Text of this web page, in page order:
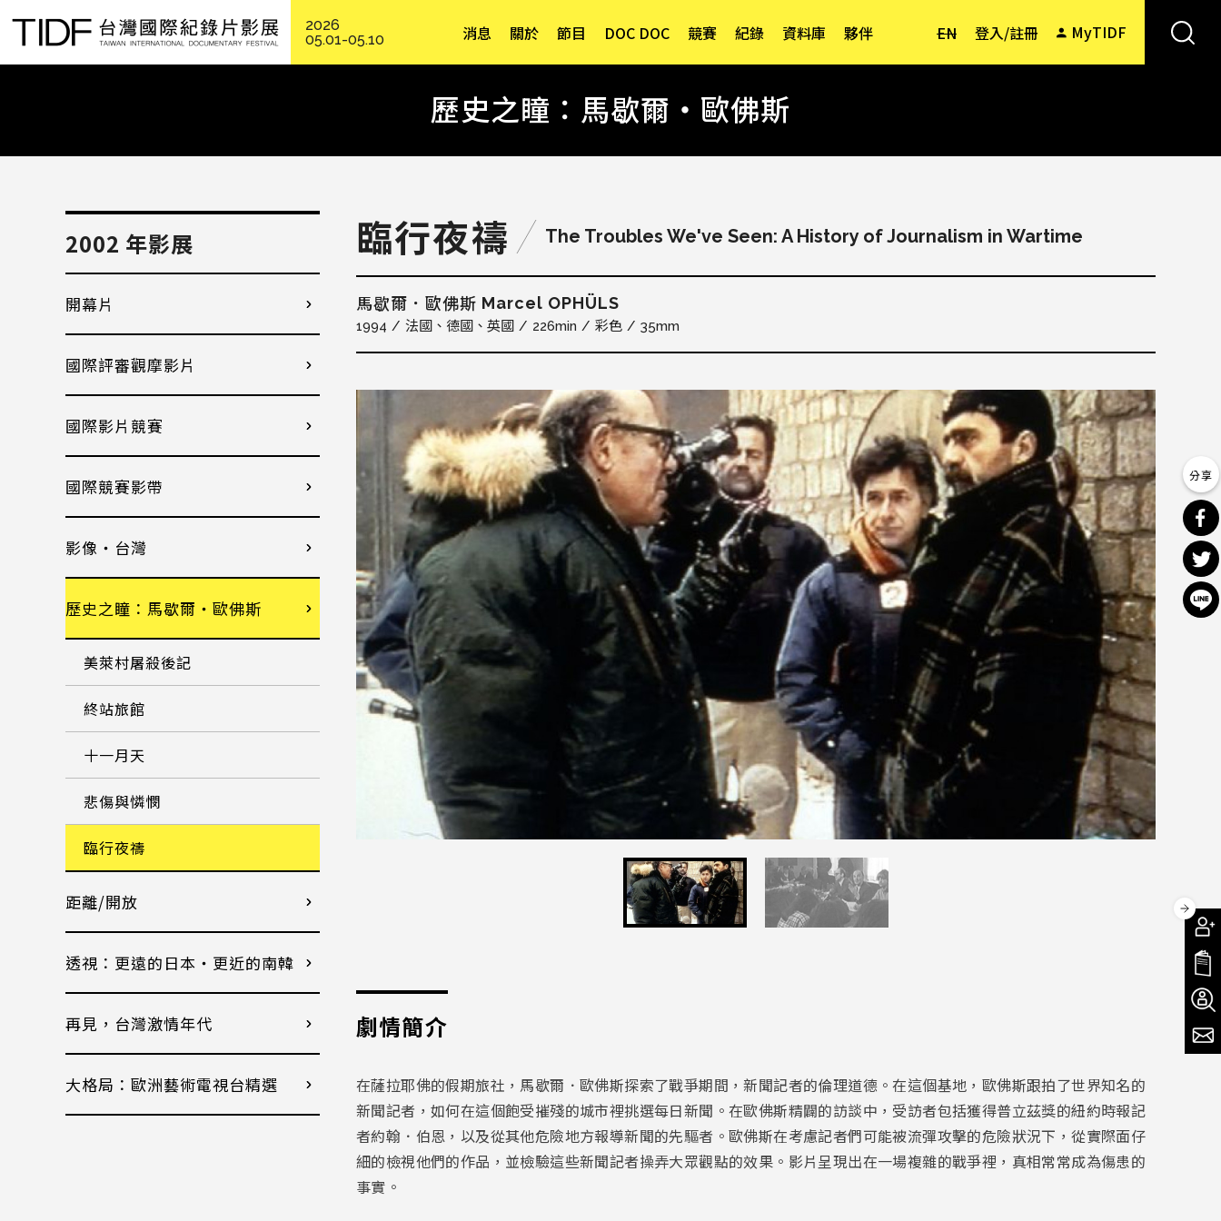
2026
05.01-05.10
EN 登入/註冊 MyTIDF
消息 關於 節目 DOC DOC 競賽 紀錄 資料庫 夥伴
歷史之瞳：馬歇爾・歐佛斯
臨行夜禱 The Troubles We've Seen: A History of Journalism in Wartime
馬歇爾．歐佛斯 Marcel OPHÜLS
1994 法國 德國 英國 226min 彩色 35mm
劇情簡介
在薩拉耶佛的假期旅社，馬歇爾．歐佛斯探索了戰爭期間，新聞記者的倫理道德。在這個基地，歐佛斯跟拍了世界知名的
新聞記者，如何在這個飽受摧殘的城市裡挑選每日新聞。在歐佛斯精闢的訪談中，受訪者包括獲得普立茲獎的紐約時報記
者約翰．伯恩，以及從其他危險地方報導新聞的先驅者。歐佛斯在考慮記者們可能被流彈攻擊的危險狀況下，從實際面仔
細的檢視他們的作品，並檢驗這些新聞記者操弄大眾觀點的效果。影片呈現出在一場複雜的戰爭裡，真相常常成為傷患的
事實。
2002 年影展
開幕片
國際評審觀摩影片
國際影片競賽
國際競賽影帶
影像・台灣
歷史之瞳：馬歇爾・歐佛斯
美萊村屠殺後記
終站旅館
十一月天
悲傷與憐憫
臨行夜禱
距離/開放
透視：更遠的日本・更近的南韓
再見，台灣激情年代
大格局：歐洲藝術電視台精選